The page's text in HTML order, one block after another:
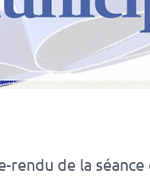
rendu de la séance